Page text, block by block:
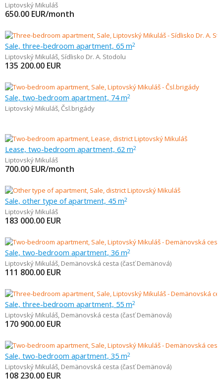
Liptovský Mikuláš
650.00 EUR/month
Sale, three-bedroom apartment, 65 m2
Liptovský Mikuláš, Sídlisko Dr. A. Stodolu
135 200.00 EUR
Sale, two-bedroom apartment, 74 m2
Liptovský Mikuláš, Čsl.brigády
Lease, two-bedroom apartment, 62 m2
Liptovský Mikuláš
700.00 EUR/month
Sale, other type of apartment, 45 m2
Liptovský Mikuláš
183 000.00 EUR
Sale, two-bedroom apartment, 36 m2
Liptovský Mikuláš, Demänovská cesta (časť Demänová)
111 800.00 EUR
Sale, three-bedroom apartment, 55 m2
Liptovský Mikuláš, Demänovská cesta (časť Demänová)
170 900.00 EUR
Sale, two-bedroom apartment, 35 m2
Liptovský Mikuláš, Demänovská cesta (časť Demänová)
108 230.00 EUR